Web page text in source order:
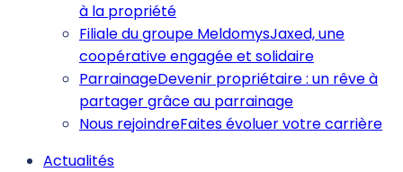
à la propriété
Filiale du groupe MeldomysJaxed, une
coopérative engagée et solidaire
ParrainageDevenir propriétaire : un rêve à
partager grâce au parrainage
Nous rejoindreFaites évoluer votre carrière
Actualités